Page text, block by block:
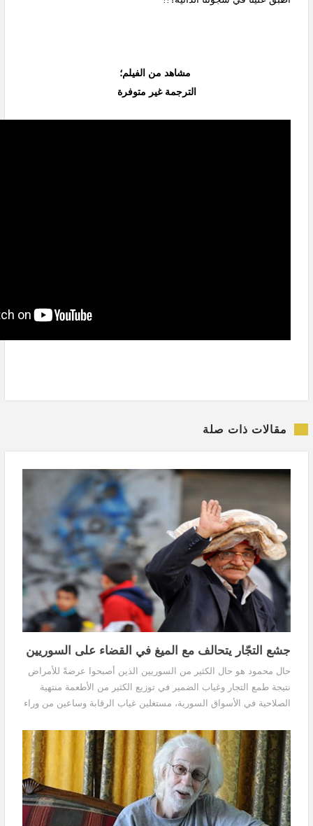
مشاهد من الفيلم؛
الترجمة غير متوفرة
مقالات ذات صلة
جشع التجّار يتحالف مع الميغ في القضاء على السوريين
حال محمود هو حال الكثير من السوريين الذين أصبحوا عرضةً للأمراض
نتيجة طمع التجار وغياب الضمير في توزيع الكثير من الأطعمة منتهية
الصلاحية في الأسواق السورية، مستغلين غياب الرقابة وساعين من وراء